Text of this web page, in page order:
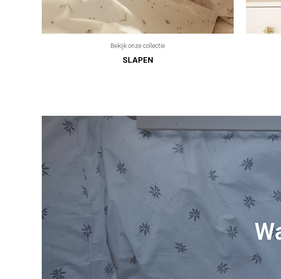
Bekijk onze collectie
SLAPEN